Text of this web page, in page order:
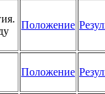
Положение
Положение